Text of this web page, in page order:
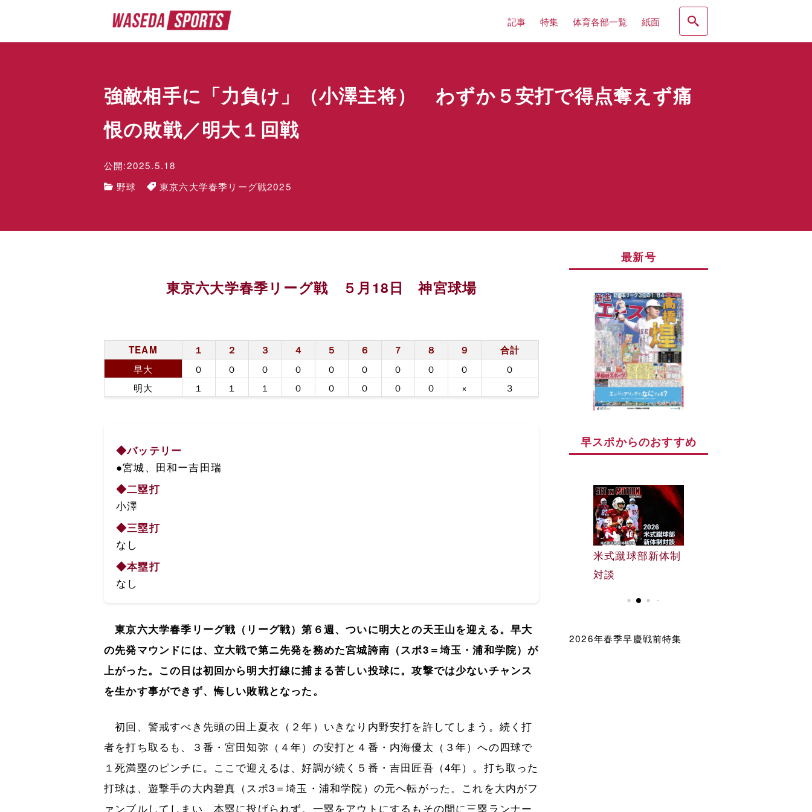
記事 特集 体育各部一覧 紙面
強敵相手に「力負け」（小澤主将） わずか５安打で得点奪えず痛
恨の敗戦／明大１回戦
公開:2025.5.18
野球
東京六大学春季リーグ戦2025
東京六大学春季リーグ戦 ５月18日 神宮球場
TEAM １ ２ ３ ４ ５ ６ ７ ８ ９
合計
早大
０ ０ ０ ０ ０ ０ ０ ０ ０
０
明大
１ １ １ ０ ０ ０ ０ ０ × ３
◆バッテリー
●宮城、田和ー吉田瑞
◆二塁打
小澤
◆三塁打
なし
◆本塁打
なし
東京六大学春季リーグ戦（リーグ戦）第６週、ついに明大との天王山を迎える。早大
の先発マウンドには、立大戦で第ニ先発を務めた宮城誇南（スポ3＝埼玉・浦和学院）が
上がった。この日は初回から明大打線に捕まる苦しい投球に。攻撃では少ないチャンス
を生かす事ができず、悔しい敗戦となった。
初回、警戒すべき先頭の田上夏衣（２年）いきなり内野安打を許してしまう。続く打
者を打ち取るも、３番・宮田知弥（４年）の安打と４番・内海優太（３年）への四球で
１死満塁のピンチに。ここで迎えるは、好調が続く５番・吉田匠吾（4年）。打ち取った
打球は、遊撃手の大内碧真（スポ3＝埼玉・浦和学院）の元へ転がった。これを大内がフ
ァンブルしてしまい、本塁に投げられず。一塁をアウトにするもその間に三塁ランナー
最新号
早スポからのおすすめ
早大野球部選手名
鑑
米式蹴球部新体制
対談
早大野球部選手名
鑑
2026年春季早慶戦前特集